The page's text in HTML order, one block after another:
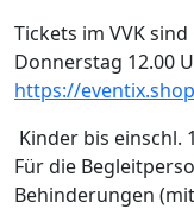
Tickets im VVK
Donnerstag 12.00
https://
Kinder bis einschl.
Für die
Behinderungen